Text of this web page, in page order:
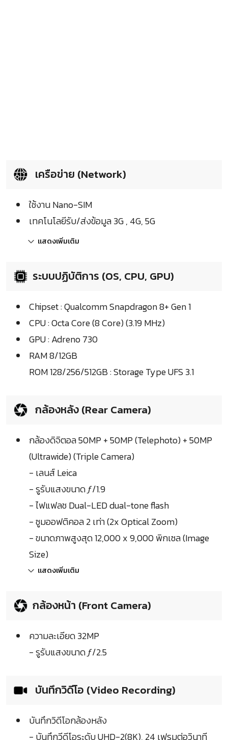
เครือข่าย (Network)
ใช้งาน Nano-SIM
เทคโนโลยีรับ/ส่งข้อมูล 3G , 4G, 5G
แสดงเพิ่มเติม
ระบบปฏิบัติการ (OS, CPU, GPU)
Chipset : Qualcomm Snapdragon 8+ Gen 1
CPU : Octa Core (8 Core) (3.19 MHz)
GPU : Adreno 730
RAM 8/12GB
ROM 128/256/512GB : Storage Type UFS 3.1
กล้องหลัง (Rear Camera)
กล้องดิจิตอล 50MP + 50MP (Telephoto) + 50MP
(Ultrawide) (Triple Camera)
- เลนส์ Leica
- รูรับแสงขนาด ƒ/1.9
- ไฟแฟลช Dual-LED dual-tone flash
- ซูมออฟติคอล 2 เท่า (2x Optical Zoom)
- ขนาดภาพสูงสุด 12,000 x 9,000 พิกเซล (Image
Size)
แสดงเพิ่มเติม
กล้องหน้า (Front Camera)
ความละเอียด 32MP
- รูรับแสงขนาด ƒ/2.5
บันทึกวิดีโอ (Video Recording)
บันทึกวิดีโอกล้องหลัง
- บันทึกวีดีโอระดับ UHD-2(8K), 24 เฟรมต่อวินาที